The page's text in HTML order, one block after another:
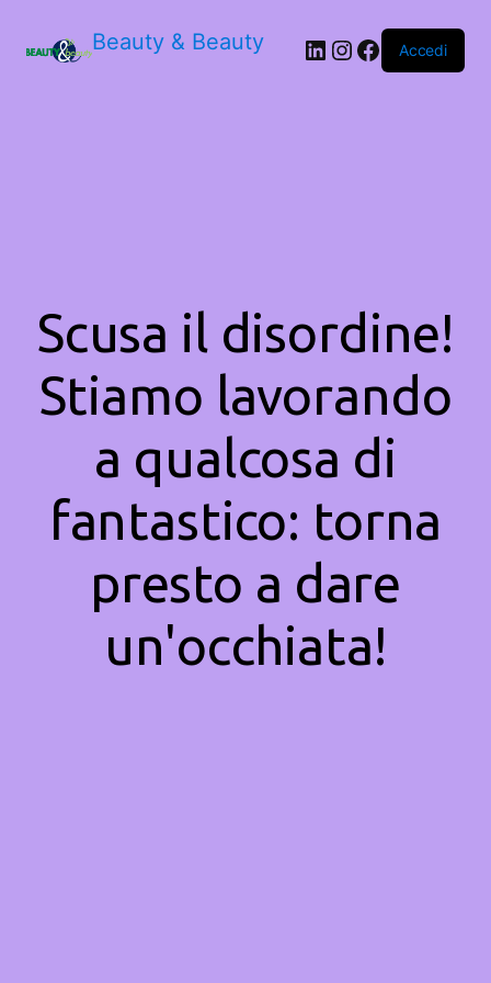
Beauty & Beauty LinkedIn
Instagram
Facebook
Accedi
Scusa il disordine!
Stiamo lavorando
a qualcosa di
fantastico: torna
presto a dare
un'occhiata!